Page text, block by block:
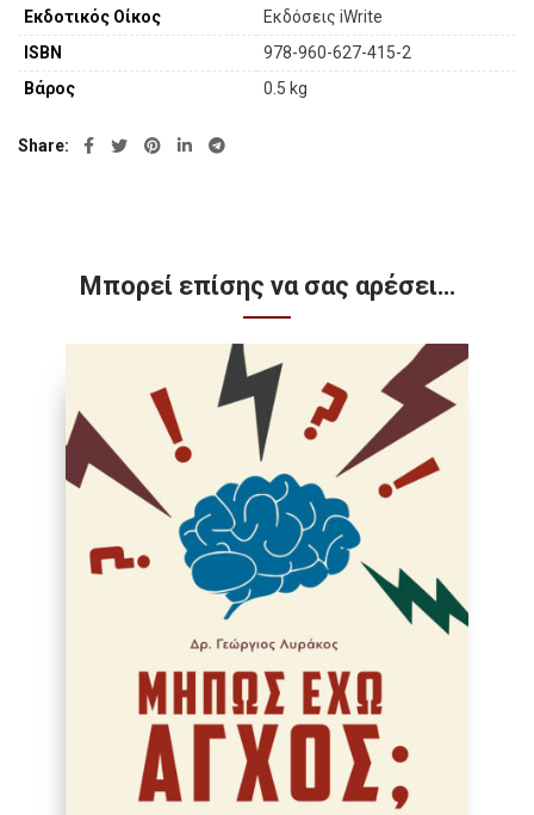
Εκδοτικός Οίκος
Εκδόσεις iWrite
ISBN
978-960-627-415-2
Βάρος
0.5 kg
Share
Μπορεί επίσης να σας αρέσει…